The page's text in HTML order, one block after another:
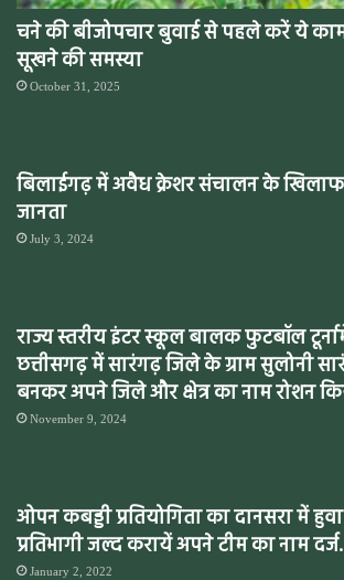
चने की बीजोपचार बुवाई से पहले करें ये
सूखने की समस्या
October 31, 2025
बिलाईगढ़ में अवैध क्रेशर संचालन के खिलाफ
जानता
July 3, 2024
राज्य स्तरीय इंटर स्कूल बालक फुटबॉल
छत्तीसगढ़ में सारंगढ़ जिले के ग्राम सुलोनी
बनकर अपने जिले और क्षेत्र का नाम रोशन
November 9, 2024
ओपन कबड्डी प्रतियोगिता का दानसरा में
प्रतिभागी जल्द करायें अपने टीम का नाम
January 2, 2022